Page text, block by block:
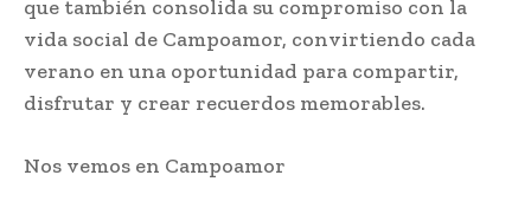
que también consolida su compromiso con la
vida social de Campoamor, convirtiendo cada
verano en una oportunidad para compartir,
disfrutar y crear recuerdos memorables.
Nos vemos en Campoamor